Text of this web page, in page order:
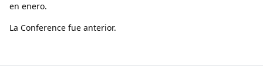
en enero.
La Conference fue anterior.